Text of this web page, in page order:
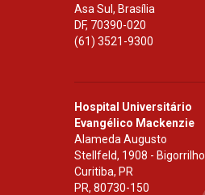
Asa Sul, Brasília
DF, 70390-020
(61) 3521-9300
Hospital Universitário
Evangélico Mackenzie
Alameda Augusto
Stellfeld, 1908 - Bigorrilho
Curitiba, PR
PR, 80730-150